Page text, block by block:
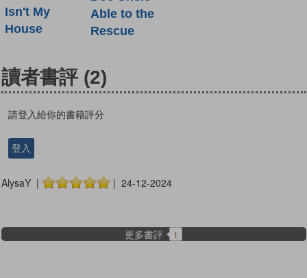
Isn't My
House
Able to the
Rescue
讀者書評 (2)
請登入給你的書籍評分
登入
AlysaY | | 24-12-2024
更多書評 1